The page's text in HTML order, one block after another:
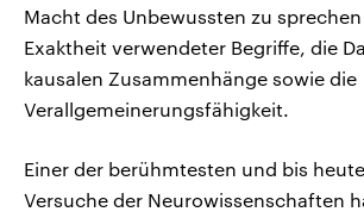
Macht des Unbewussten zu
Exaktheit verwendeter Begriffe, die
kausalen Zusammenhänge sowie die
Verallgemeinerungsfähigkeit.
Einer der berühmtesten und bis
Versuche der Neurowissenschaften